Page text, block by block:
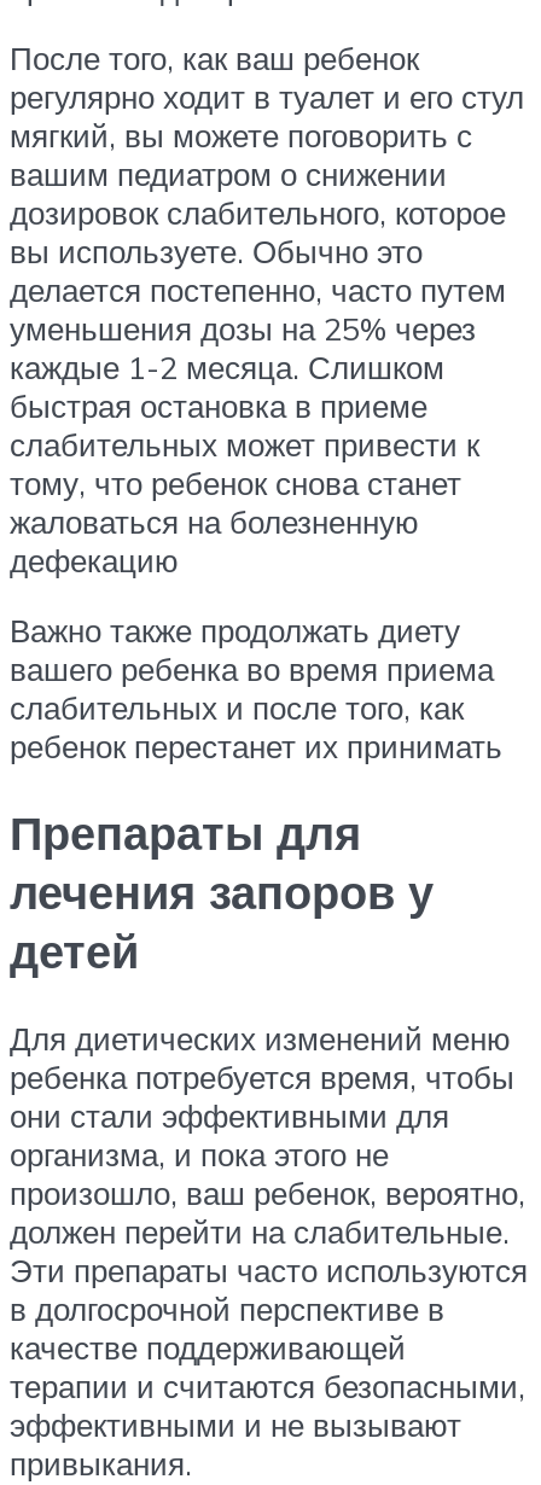
После того, как ваш ребенок
регулярно ходит в туалет и его стул
мягкий, вы можете поговорить с
вашим педиатром о снижении
дозировок слабительного, которое
вы используете. Обычно это
делается постепенно, часто путем
уменьшения дозы на 25% через
каждые 1-2 месяца. Слишком
быстрая остановка в приеме
слабительных может привести к
тому, что ребенок снова станет
жаловаться на болезненную
дефекацию
Важно также продолжать диету
вашего ребенка во время приема
слабительных и после того, как
ребенок перестанет их принимать
Препараты для
лечения запоров у
детей
Для диетических изменений меню
ребенка потребуется время, чтобы
они стали эффективными для
организма, и пока этого не
произошло, ваш ребенок, вероятно,
должен перейти на слабительные.
Эти препараты часто используются
в долгосрочной перспективе в
качестве поддерживающей
терапии и считаются безопасными,
эффективными и не вызывают
привыкания.